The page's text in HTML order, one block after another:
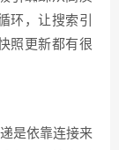
环，让搜索引
照更新都有很
是依靠连接来